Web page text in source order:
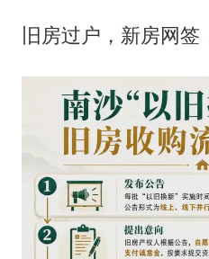
旧房过户，新房网签